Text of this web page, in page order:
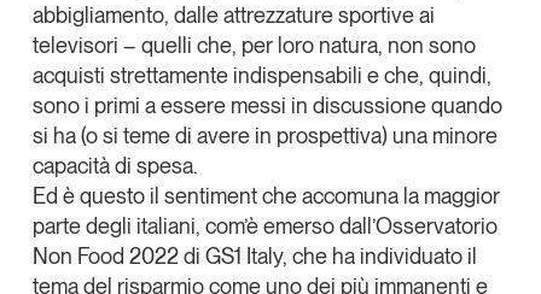
Un anno di
Tendenze2026
Leggi il magazine
abbigliamento, dalle attrezzature sportive ai
televisori – quelli che, per loro natura, non sono
acquisti strettamente indispensabili e che, quindi,
sono i primi a essere messi in discussione quando
si ha (o si teme di avere in prospettiva) una minore
capacità di spesa.
Ed è questo il sentiment che accomuna la maggior
parte degli italiani, com’è emerso dall’Osservatorio
Non Food 2022 di GS1 Italy, che ha individuato il
tema del risparmio come uno dei più immanenti e